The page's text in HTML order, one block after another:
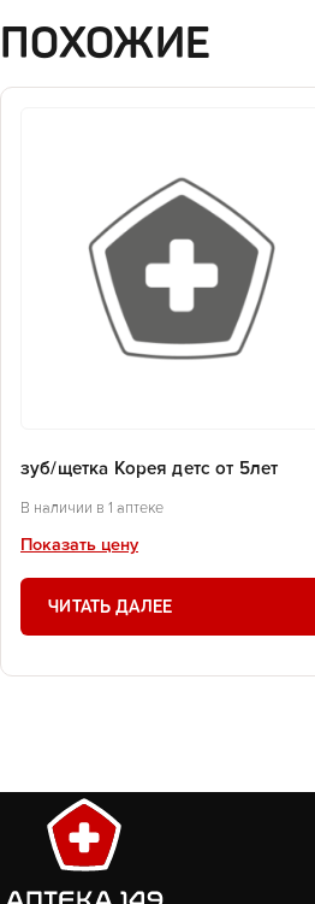
ПОХОЖИЕ
зуб/щетка Корея детс от 5лет
В наличии в 1 аптеке
Показать цену
ЧИТАТЬ ДАЛЕЕ